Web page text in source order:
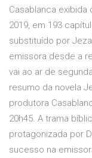
Casablanca exibida
2019, em 193
substituído por
emissora desde a
vai ao ar de
resumo da novela
produtora
20h45. A trama
protagonizada por
sucesso na